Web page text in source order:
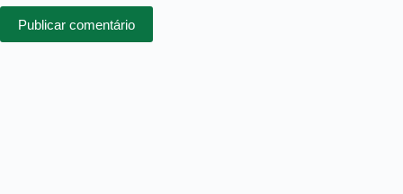
Publicar comentário